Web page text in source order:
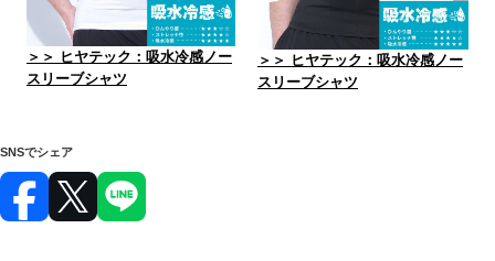
＞＞ ヒヤテック：吸水冷感ノー
スリーブシャツ
＞＞ ヒヤテック：吸水冷感ノー
スリーブシャツ
SNSでシェア